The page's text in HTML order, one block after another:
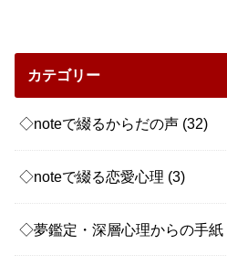
カテゴリー
◇noteで綴るからだの声 (32)
◇noteで綴る恋愛心理 (3)
◇夢鑑定・深層心理からの手紙